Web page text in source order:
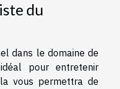
du
dans le domaine de
pour entretenir
vous permettra de